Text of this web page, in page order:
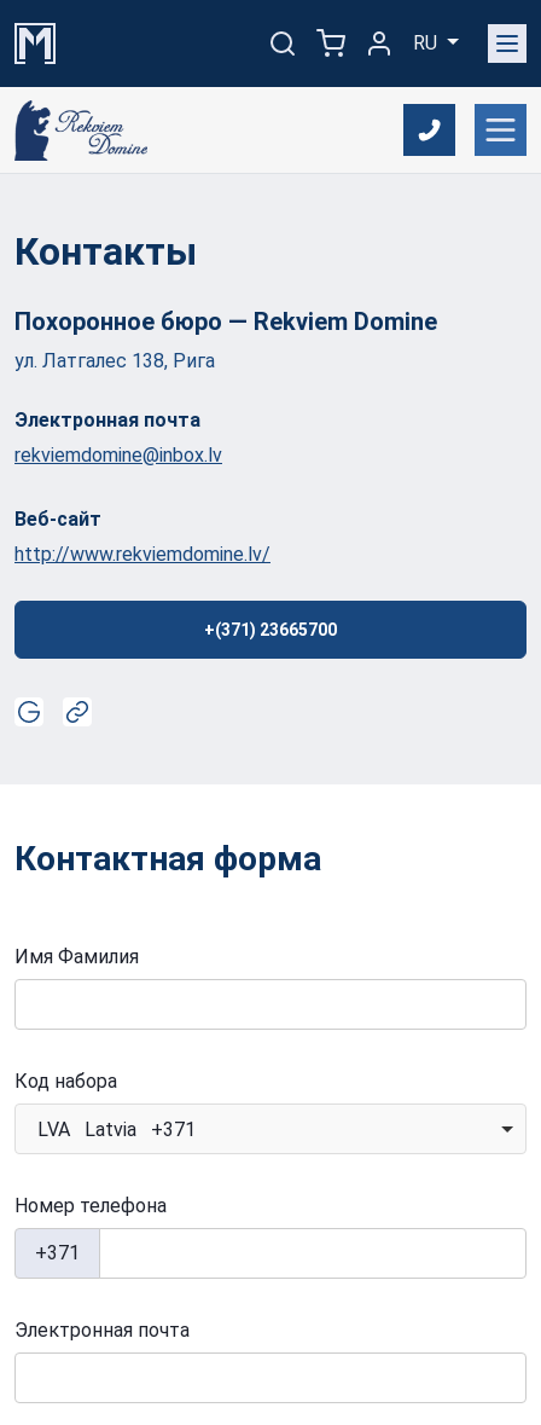
RU
Контакты
Похоронное бюро — Rekviem Domine
ул. Латгалес 138, Рига
Электронная почта
rekviemdomine@inbox.lv
Веб-сайт
http://www.rekviemdomine.lv/
+(371) 23665700
Контактная форма
Имя Фамилия
Код набора
LVA Latvia +371
Номер телефона
+371
Электронная почта